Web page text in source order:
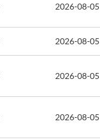
2026-08-05
2026-08-05
2026-08-05
2026-08-05